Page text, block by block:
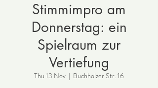
Stimmimpro am
Donnerstag: ein
Spielraum zur
Vertiefung
Thu 13 Nov
  |
Buchholzer Str. 16